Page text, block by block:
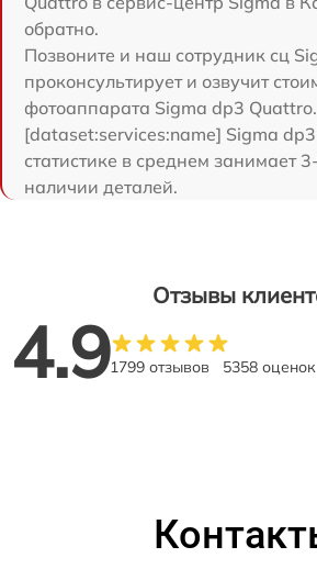
обратно.
Позвоните и наш сотрудник сц
проконсультирует и озвучит
фотоаппарата Sigma dp3 Quattro.
[dataset:services:name] Sigma
статистике в среднем занимает
наличии деталей.
Отзывы
4.91799 отзывов 5358 оценок